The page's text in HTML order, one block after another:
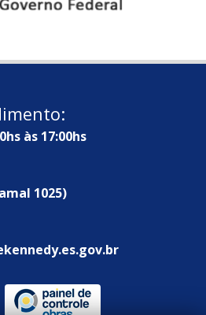
às 17:00hs
1025)